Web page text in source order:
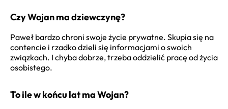
Czy Wojan ma dziewczynę?
Paweł bardzo chroni swoje życie prywatne. Skupia się na
contencie i rzadko dzieli się informacjami o swoich
związkach. I chyba dobrze, trzeba oddzielić pracę od życia
osobistego.
To ile w końcu lat ma Wojan?